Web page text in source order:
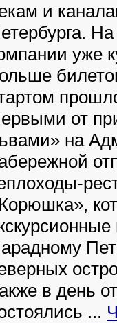
и
уже
от
на
в день
...